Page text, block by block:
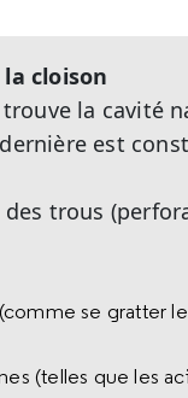
cloison
la cavité
est
des trous
se gratter
(telles que les